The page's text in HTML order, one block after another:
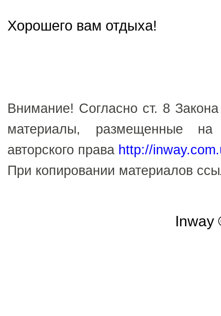
Хорошего вам отдыха!
Внимание! Согласно ст. 8
материалы, размещенные
авторского права http://
При копировании материалов
Inway